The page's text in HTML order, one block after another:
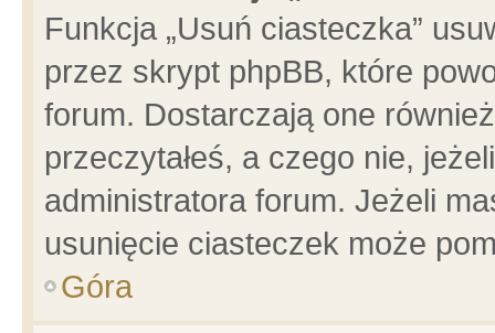
Funkcja „Usuń ciasteczka”
przez skrypt phpBB, które
forum. Dostarczają one
przeczytałeś, a czego nie,
administratora forum. Jeżeli
usunięcie ciasteczek może
Góra